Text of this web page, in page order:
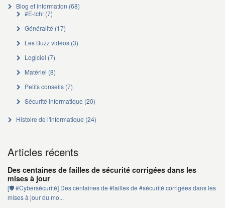
Blog et information (68)
#E-tch!(7)
Généralité (17)
Les Buzz vidéos(3)
Logiciel (7)
Matériel (8)
Petits conseils(7)
Sécurité informatique (20)
Histoire de l'informatique (24)
Articles récents
Des centaines de failles de sécurité corrigées dans les
mises à jour
[🛡️ #Cybersécurité] Des centaines de #failles de #sécurité corrigées dans les
mises à jour du mo...